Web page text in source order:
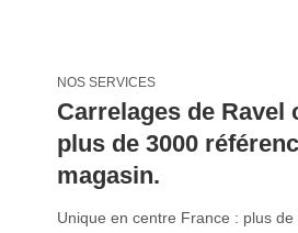
NOS SERVICES
Carrelages de Ravel
plus de 3000
magasin.
Unique en centre France : plus de